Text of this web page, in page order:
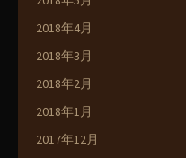
2018年4月
2018年3月
2018年2月
2018年1月
2017年12月